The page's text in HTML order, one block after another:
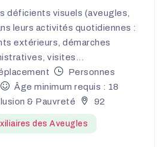
déficients visuels (aveugles,
leurs activités quotidiennes :
extérieurs, démarches
visites...
Personnes
Âge minimum requis : 18
& Pauvreté 92
des Aveugles